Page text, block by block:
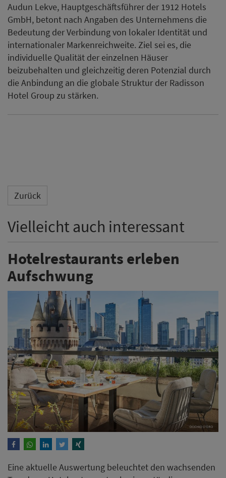
Audun Lekve, Hauptgeschäftsführer der 1912 Hotels
GmbH, betont nach Angaben des Unternehmens die
Bedeutung der Verbindung von lokaler Identität und
internationaler Markenreichweite. Ziel sei es, die
individuelle Qualität der einzelnen Häuser
beizubehalten und gleichzeitig deren Potenzial durch
die Anbindung an die globale Struktur der Radisson
Hotel Group zu stärken.
Zurück
Vielleicht auch interessant
Hotelrestaurants erleben
Aufschwung
Eine aktuelle Auswertung beleuchtet den wachsenden